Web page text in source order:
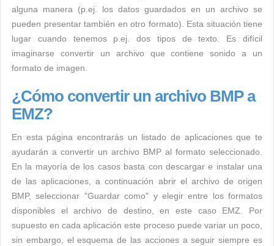
alguna manera (p.ej. los datos guardados en un archivo se
pueden presentar también en otro formato). Esta situación tiene
lugar cuando tenemos p.ej. dos tipos de texto. Es difícil
imaginarse convertir un archivo que contiene sonido a un
formato de imagen.
¿Cómo convertir un archivo BMP a
EMZ?
En esta página encontrarás un listado de aplicaciones que te
ayudarán a convertir un archivo BMP al formato seleccionado.
En la mayoría de los casos basta con descargar e instalar una
de las aplicaciones, a continuación abrir el archivo de origen
BMP, seleccionar "Guardar como" y elegir entre los formatos
disponibles el archivo de destino, en este caso EMZ. Por
supuesto en cada aplicación este proceso puede variar un poco,
sin embargo, el esquema de las acciones a seguir siempre es